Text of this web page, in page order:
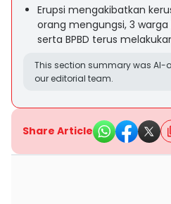
Erupsi mengakibatkan
orang mengungsi, 3
serta BPBD terus
This section summary was AI-
our editorial team.
Share Article